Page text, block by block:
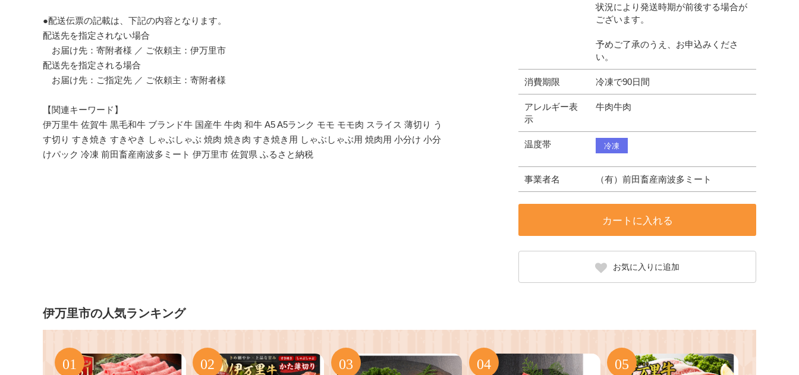
状況により発送時期が前後する場合が
ございます。
予めご了承のうえ、お申込みくださ
い。
消費期限 冷凍で90日間
アレルギー表
示
牛肉牛肉
温度帯 冷凍
事業者名 （有）前田畜産南波多ミート
カートに入れる
お気に入りに追加
●配送伝票の記載は、下記の内容となります。
配送先を指定されない場合
お届け先：寄附者様 ／ ご依頼主：伊万里市
配送先を指定される場合
お届け先：ご指定先 ／ ご依頼主：寄附者様
【関連キーワード】
伊万里牛 佐賀牛 黒毛和牛 ブランド牛 国産牛 牛肉 和牛 A5 A5ランク モモ モモ肉 スライス 薄切り う
す切り すき焼き すきやき しゃぶしゃぶ 焼肉 焼き肉 すき焼き用 しゃぶしゃぶ用 焼肉用 小分け 小分
けパック 冷凍 前田畜産南波多ミート 伊万里市 佐賀県 ふるさと納税
伊万里市の人気ランキング